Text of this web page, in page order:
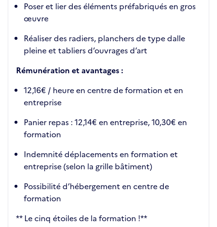
Poser et lier des éléments préfabriqués en gros
œuvre
Réaliser des radiers, planchers de type dalle
pleine et tabliers d’ouvrages d’art
Rémunération et avantages :
12,16€ / heure en centre de formation et en
entreprise
Panier repas : 12,14€ en entreprise, 10,30€ en
formation
Indemnité déplacements en formation et
entreprise (selon la grille bâtiment)
Possibilité d’hébergement en centre de
formation
** Le cinq étoiles de la formation !**